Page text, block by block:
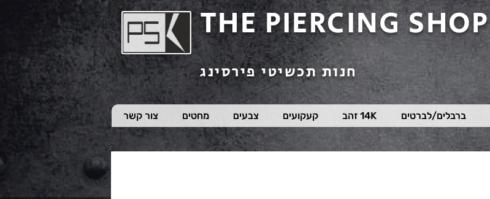
THE PIERCING SHOP
חנות תכשיטי פירסינג
ברבלים/לברטים 14K זהב קעקועים צבעים מחטים צור קשר